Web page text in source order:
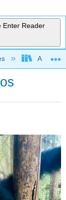
Enter Reader
Aurora